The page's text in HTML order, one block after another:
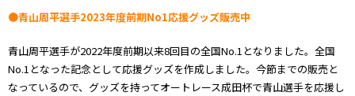
●青山周平選手2023年度前期No1応援グッズ販売中
青山周平選手が2022年度前期以来8回目の全国No.1となりました。全国
No.1となった記念として応援グッズを作成しました。今節までの販売と
なっているので、グッズを持ってオートレース成田杯で青山選手を応援し